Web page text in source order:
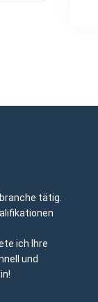
tätig.
ich Ihre
und